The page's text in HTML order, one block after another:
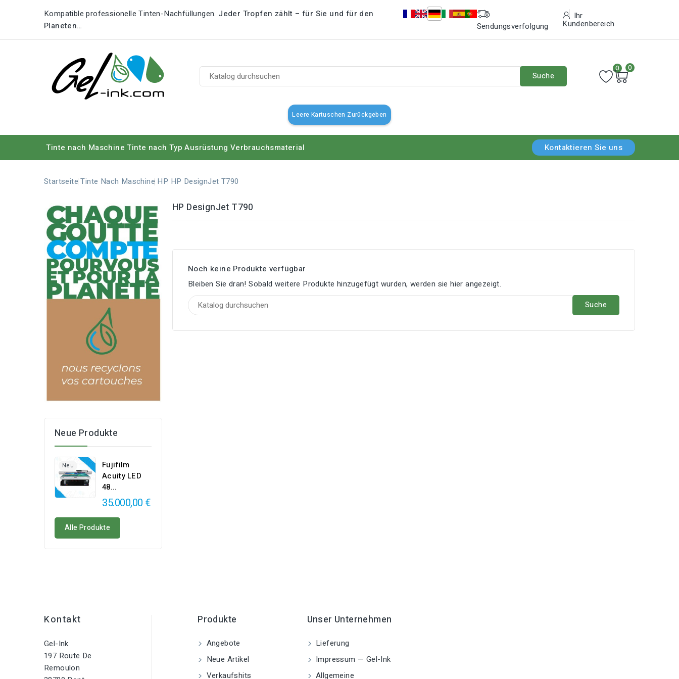
Kompatible professionelle Tinten-Nachfüllungen. Jeder Tropfen zählt – für Sie und für den
Planeten…
Sendungsverfolgung
Ihr
Kundenbereich
0 0
Leere Kartuschen Zurückgeben
Suche
Tinte nach Maschine Tinte nach Typ Ausrüstung Verbrauchsmaterial Kontaktieren Sie uns
Startseite Tinte Nach Maschine HP HP DesignJet T790
Neue Produkte
Neu
Fujifilm
Acuity LED
48...
35.000,00 €
Alle Produkte
HP DesignJet T790
Noch keine Produkte verfügbar
Bleiben Sie dran! Sobald weitere Produkte hinzugefügt wurden, werden sie hier angezeigt.
Suche
Kontakt
Gel-Ink
197 Route De
Remoulon
Produkte
Angebote
Neue Artikel
Verkaufshits
Unser Unternehmen
Lieferung
Impressum — Gel-Ink
Allgemeine